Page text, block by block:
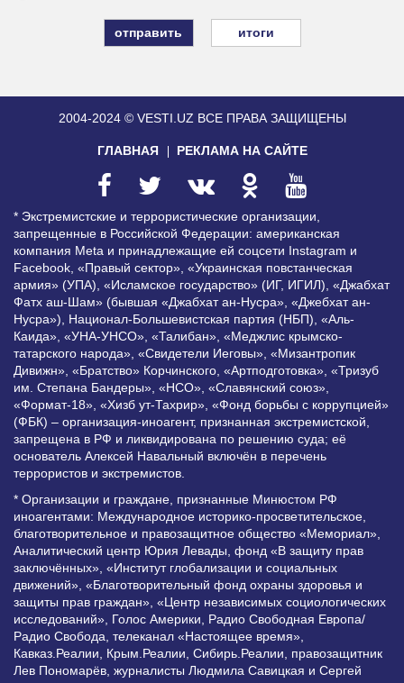
итоги
2004-2024 © VESTI.UZ ВСЕ ПРАВА ЗАЩИЩЕНЫ
ГЛАВНАЯ РЕКЛАМА НА САЙТЕ
* Экстремистские и террористические организации,
запрещенные в Российской Федерации: американская
компания Meta и принадлежащие ей соцсети Instagram и
Facebook, «Правый сектор», «Украинская повстанческая
армия» (УПА), «Исламское государство» (ИГ, ИГИЛ), «Джабхат
Фатх аш-Шам» (бывшая «Джабхат ан-Нусра», «Джебхат ан-
Нусра»), Национал-Большевистская партия (НБП), «Аль-
Каида», «УНА-УНСО», «Талибан», «Меджлис крымско-
татарского народа», «Свидетели Иеговы», «Мизантропик
Дивижн», «Братство» Корчинского, «Артподготовка», «Тризуб
им. Степана Бандеры», «НСО», «Славянский союз»,
«Формат-18», «Хизб ут-Тахрир», «Фонд борьбы с коррупцией»
(ФБК) – организация-иноагент, признанная экстремистской,
запрещена в РФ и ликвидирована по решению суда; её
основатель Алексей Навальный включён в перечень
террористов и экстремистов.
* Организации и граждане, признанные Минюстом РФ
иноагентами: Международное историко-просветительское,
благотворительное и правозащитное общество «Мемориал»,
Аналитический центр Юрия Левады, фонд «В защиту прав
заключённых», «Институт глобализации и социальных
движений», «Благотворительный фонд охраны здоровья и
защиты прав граждан», «Центр независимых социологических
исследований», Голос Америки, Радио Свободная Европа/
Радио Свобода, телеканал «Настоящее время»,
Кавказ.Реалии, Крым.Реалии, Сибирь.Реалии, правозащитник
Лев Пономарёв, журналисты Людмила Савицкая и Сергей